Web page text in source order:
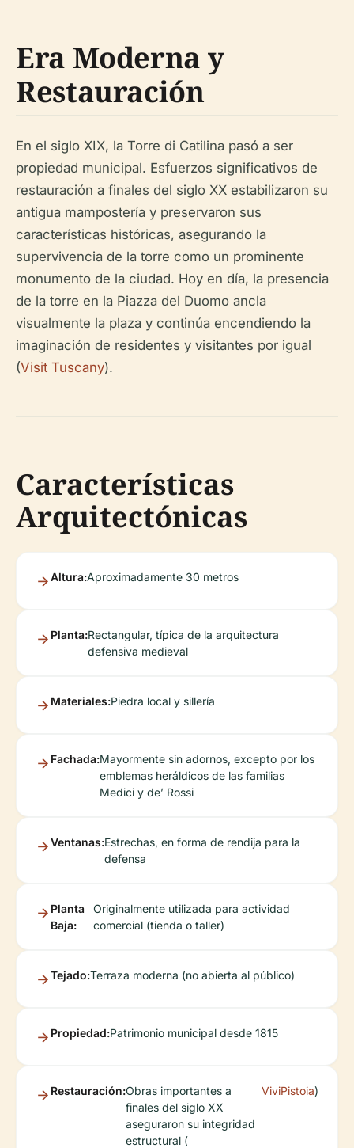
Era Moderna y
Restauración
En el siglo XIX, la Torre di Catilina pasó a ser
propiedad municipal. Esfuerzos significativos de
restauración a finales del siglo XX estabilizaron su
antigua mampostería y preservaron sus
características históricas, asegurando la
supervivencia de la torre como un prominente
monumento de la ciudad. Hoy en día, la presencia
de la torre en la Piazza del Duomo ancla
visualmente la plaza y continúa encendiendo la
imaginación de residentes y visitantes por igual
(Visit Tuscany).
Características
Arquitectónicas
Altura:Aproximadamente 30 metros
Planta:Rectangular, típica de la arquitectura
defensiva medieval
Materiales:Piedra local y sillería
Fachada:Mayormente sin adornos, excepto por los
emblemas heráldicos de las familias
Medici y de’ Rossi
Ventanas:Estrechas, en forma de rendija para la
defensa
Planta
Baja:
Originalmente utilizada para actividad
comercial (tienda o taller)
Tejado:Terraza moderna (no abierta al público)
Propiedad:Patrimonio municipal desde 1815
Restauración:Obras importantes a
finales del siglo XX
aseguraron su integridad
estructural (
ViviPistoia)